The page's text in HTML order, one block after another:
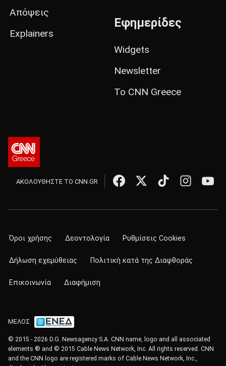
Απόψεις
Explainers
Εφημερίδες
Widgets
Newsletter
Το CNN Greece
ΑΚΟΛΟΥΘΗΣΤΕ ΤΟ CNN.GR
Όροι χρήσης Δεοντολογία Ρυθμίσεις Cookies
Δήλωση εχεμύθειας Πολιτική κατά της Διαφθοράς
Επικοινωνία Διαφήμιση
ΜΕΛΟΣ
© 2015 - 2026 D.G. Newsagency S.A. CNN name, logo and all associated
elements ® and © 2015 Cable News Network, Inc. All rights reserved. CNN
and the CNN logo are registered marks of Cable News Network, Inc.,